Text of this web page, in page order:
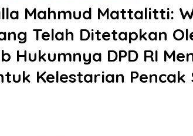
Mahmud Mattalitti:
Telah Ditetapkan
Hukumnya DPD RI
Kelestarian Pencak